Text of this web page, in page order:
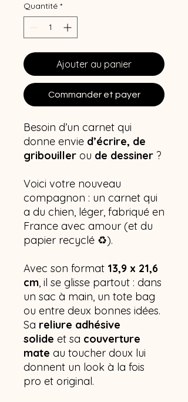
Quantité *
Ajouter au panier
Commander et payer
Besoin d’un carnet qui
donne envie d’écrire, de
gribouiller ou de dessiner ?
Voici votre nouveau
compagnon : un carnet qui
a du chien, léger, fabriqué en
France avec amour (et du
papier recyclé ♻️).
Avec son format 13,9 x 21,6
cm, il se glisse partout : dans
un sac à main, un tote bag
ou entre deux bonnes idées.
Sa reliure adhésive
solide et sa couverture
mate au toucher doux lui
donnent un look à la fois
pro et original.